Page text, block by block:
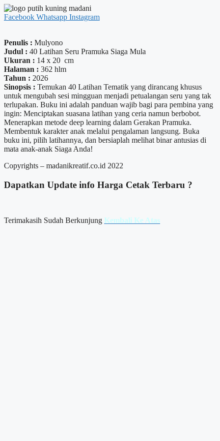
Facebook Whatsapp Instagram
Penulis : Mulyono
Judul : 40 Latihan Seru Pramuka Siaga Mula
Ukuran : 14 x 20 cm
Halaman : 362 hlm
Tahun : 2026
Sinopsis : Temukan 40 Latihan Tematik yang dirancang khusus
untuk mengubah sesi mingguan menjadi petualangan seru yang tak
terlupakan. Buku ini adalah panduan wajib bagi para pembina yang
ingin: Menciptakan suasana latihan yang ceria namun berbobot.
Menerapkan metode deep learning dalam Gerakan Pramuka.
Membentuk karakter anak melalui pengalaman langsung. Buka
buku ini, pilih latihannya, dan bersiaplah melihat binar antusias di
mata anak-anak Siaga Anda!
Copyrights – madanikreatif.co.id 2022
Dapatkan Update info Harga Cetak Terbaru ?
Terimakasih Sudah Berkunjung Kembali Ke Atas